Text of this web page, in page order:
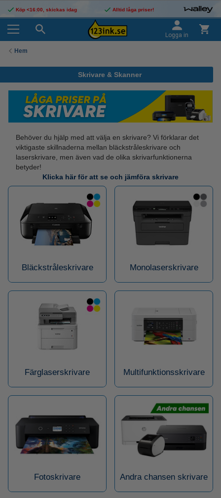
Köp <16:00, skickas idag Alltid låga priser!
Logga in
Hem
Skrivare & Skanner
Behöver du hjälp med att välja en skrivare? Vi förklarar det
viktigaste skillnaderna mellan bläckstråleskrivare och
laserskrivare, men även vad de olika skrivarfunktionerna
betyder!
Klicka här för att se och jämföra skrivare
Bläckstråleskrivare Monolaserskrivare
Färglaserskrivare Multifunktionsskrivare
Fotoskrivare Andra chansen skrivare